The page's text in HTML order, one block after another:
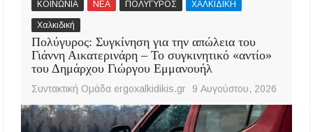
ΚΟΙΝΩΝΙΑ ΝΕΑ ΠΟΛΥΓΥΡΟΣ ΧΑΛΚΙΔΙΚΗ
Χαλκιδική
Πολύγυρος: Συγκίνηση για την απώλεια του
Γιάννη Αικατερινάρη – Το συγκινητικό «αντίο»
του Δημάρχου Γιώργου Εμμανουήλ
Συντακτική Ομάδα ergoxalkidikis.gr 9 Αυγούστου, 2026